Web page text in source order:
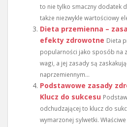
to nie tylko smaczny dodatek
także niezwykle wartościowy
Dieta przemienna –
efekty zdrowotne Dieta
popularności jako sposób na
wagi, a jej zasady są
naprzemiennym...
Podstawowe zasady
Klucz do sukcesu
odchudzającej to klucz do
wymarzonej sylwetki.